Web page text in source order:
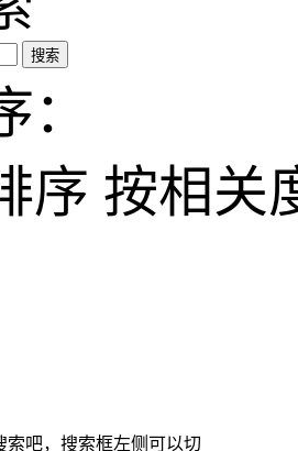
搜索
序 按相关
吧，搜索框左侧可以切